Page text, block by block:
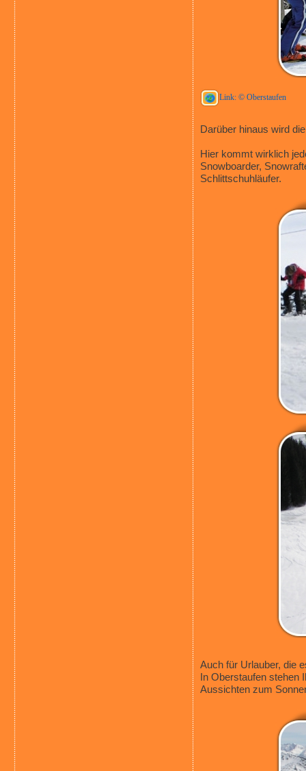
Link: © Oberstaufen
Darüber hinaus wird
Hier kommt wirklich
Snowboarder,
Schlittschuhläufer.
Auch für Urlauber, die
In Oberstaufen stehen
Aussichten zum